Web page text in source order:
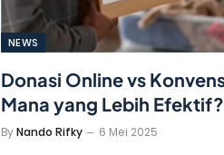
NEWS
Donasi Online vs
Mana yang Lebih Efektif?
ByNando Rifky 6 Mei 2025